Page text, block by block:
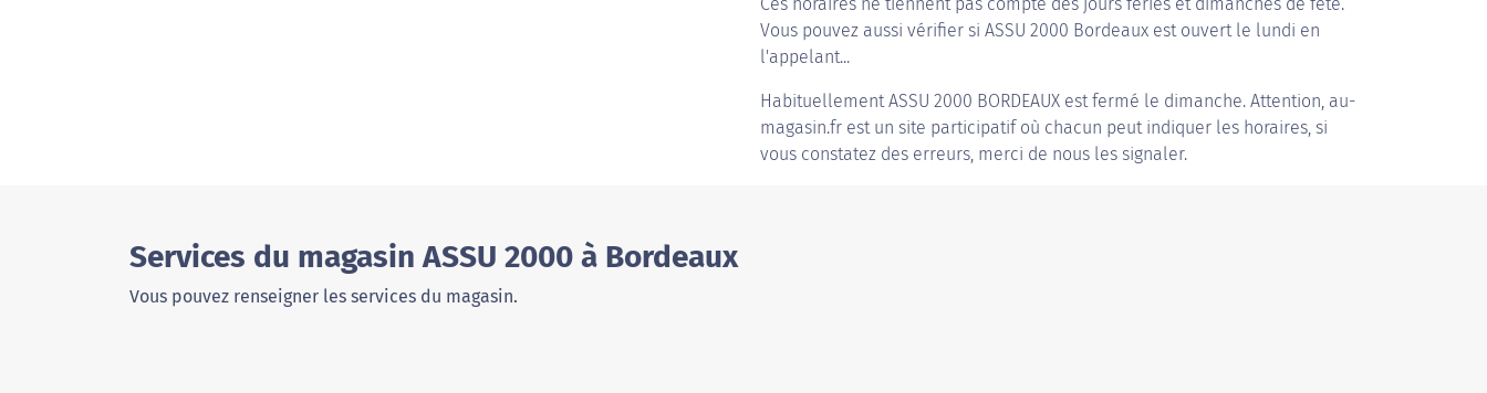
Vous pouvez aussi vérifier si ASSU 2000 Bordeaux est ouvert le lundi en
l'appelant...
HabituellementASSU 2000 BORDEAUX est fermé le dimanche. Attention, au-
magasin.fr est un site participatif où chacun peut indiquer les horaires, si
vous constatez des erreurs, merci de nous les signaler.
Services du magasin ASSU 2000 à Bordeaux
Vous pouvez renseigner les services du magasin.